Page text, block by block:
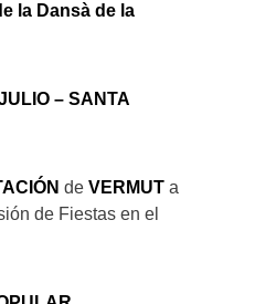
la Dansà de la
– SANTA
de VERMUT a
de Fiestas en el